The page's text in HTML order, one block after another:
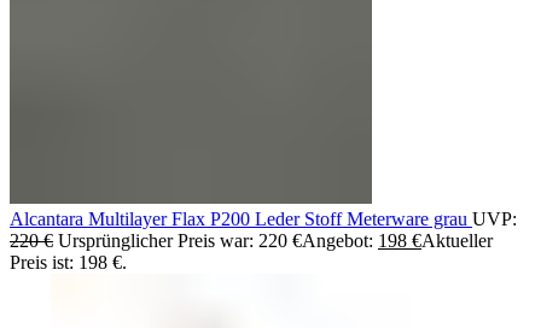
Alcantara Multilayer Flax P200 Leder Stoff Meterware grau UVP:
220€ Ursprünglicher Preis war: 220 €Angebot: 198 €Aktueller
Preis ist: 198 €.